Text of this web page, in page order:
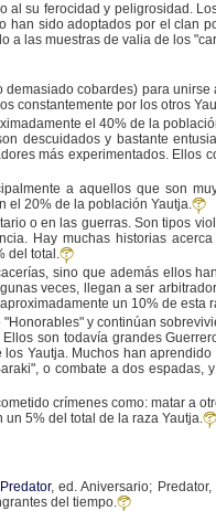
su ferocidad y peligrosidad.
sido adoptados por el clan
las muestras de valia de los
cobardes) para
constantemente por los otros
el 40% de la
descuidados y bastante
más experimentados. Ellos
a aquellos que son
el 20% de la población Yautja.
o en las guerras. Son tipos
Hay muchas historias
del total.
sino que además ellos
veces, llegan a ser
un 10% de esta
y continúan
son todavía grandes
Yautja. Muchos han
o combate a dos espadas,
crímenes como: matar a
5% del total de la raza Yautja.
, ed. Aniversario;
del tiempo.